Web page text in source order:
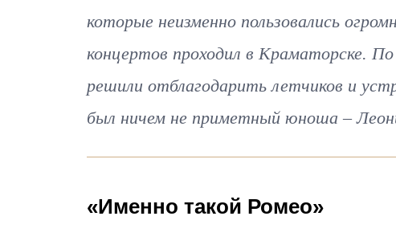
которые неизменно пользовались
концертов проходил в Краматорске.
решили отблагодарить летчиков и
был ничем не приметный юноша –
«Именно такой Ромео»